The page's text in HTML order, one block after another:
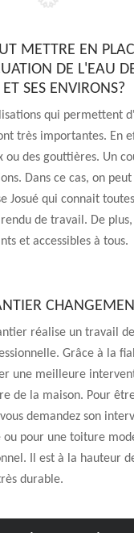
METTRE EN
DE L'EAU
SES ENVIRONS?
qui permettent
très importantes. En
ou des gouttières. Un
Dans ce cas, on
Josué qui connait
de travail. De
et accessibles à tous.
réalise un travail
Grâce à la
une meilleure
de la maison. Pour
demandez son
ou pour une toiture
Il est à la hauteur
durable.